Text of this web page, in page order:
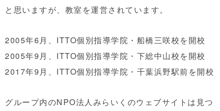
と思いますが、教室を運営されています。
2005年6月、ITTO個別指導学院・船橋三咲校を開校
2005年9月、ITTO個別指導学院・下総中山校を開校
2017年9月、ITTO個別指導学院・千葉浜野駅前を開校
グループ内のNPO法人みらいくのウェブサイトは見つ